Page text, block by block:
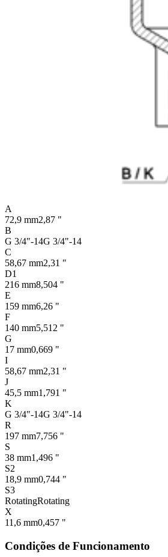
A
72,9 mm2,87 "
B
G 3/4"-14G 3/4"-14
C
58,67 mm2,31 "
D1
216 mm8,504 "
E
159 mm6,26 "
F
140 mm5,512 "
G
17 mm0,669 "
I
58,67 mm2,31 "
J
45,5 mm1,791 "
K
G 3/4"-14G 3/4"-14
R
197 mm7,756 "
S
38 mm1,496 "
S2
18,9 mm0,744 "
S3
RotatingRotating
X
11,6 mm0,457 "
Condições de Funcionamento